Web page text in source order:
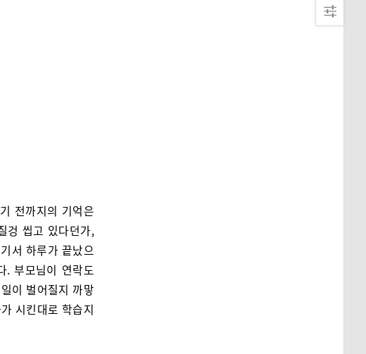
전까지의 기억은
겅 씹고 있다던가,
서 하루가 끝났으
. 부모님이 연락도
이 벌어질지 까맣
시킨대로 학습지